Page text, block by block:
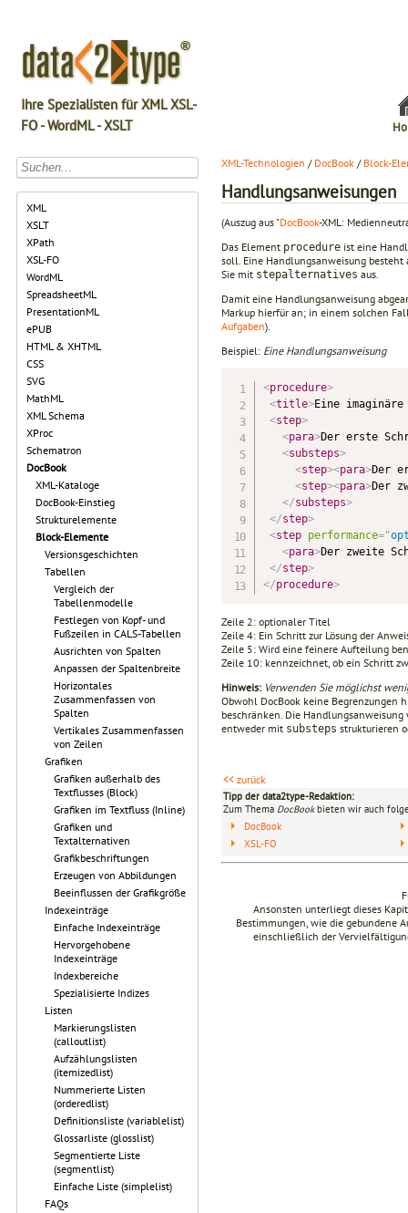
Ihre Spezialisten für XML XSL-
FO - WordML - XSLT
XML
XSLT
XPath
XSL-FO
WordML
SpreadsheetML
PresentationML
ePUB
HTML & XHTML
CSS
SVG
MathML
XML Schema
XProc
Schematron
DocBook
XML-Kataloge
DocBook-Einstieg
Strukturelemente
Block-Elemente
Versionsgeschichten
Tabellen
Vergleich der
Tabellenmodelle
Festlegen von Kopf- und
Fußzeilen in CALS-Tabellen
Ausrichten von Spalten
Anpassen der Spaltenbreite
Horizontales
Zusammenfassen von
Spalten
Vertikales Zusammenfassen
von Zeilen
Grafiken
Grafiken außerhalb des
Textflusses (Block)
Grafiken im Textfluss (Inline)
Grafiken und
Textalternativen
Grafikbeschriftungen
Erzeugen von Abbildungen
Beeinflussen der Grafikgröße
Indexeinträge
Einfache Indexeinträge
Hervorgehobene
Indexeinträge
Indexbereiche
Spezialisierte Indizes
Listen
Markierungslisten
(calloutlist)
Aufzählungslisten
(itemizedlist)
Nummerierte Listen
(orderedlist)
Definitionsliste (variablelist)
Glossarliste (glosslist)
Segmentierte Liste
(segmentlist)
Einfache Liste (simplelist)
FAQs
XML-Technologien / DocBook / Block-
Handlungsanweisungen
(Auszug aus "DocBook-XML:
Das Element procedure ist eine
soll. Eine Handlungsanweisung besteht
Sie mit stepalternatives aus.
Damit eine Handlungsanweisung
Markup hierfür an; in einem solchen
Aufgaben).
Beispiel: Eine Handlungsanweisung
<procedure>
<title>Eine imaginäre
<step>
<para>Der erste
<substeps>
<step><para>Der
<step><para>Der
</substeps>
</step>
<step performance="
<para>Der zweite
</step>
</procedure>
Zeile 2: optionaler Titel
Zeile 4: Ein Schritt zur Lösung der
Zeile 5: Wird eine feinere Aufteilung
Zeile 10: kennzeichnet, ob ein Schritt
Hinweis: Verwenden Sie möglichst
Obwohl DocBook keine Begrenzungen
beschränken. Die
entweder mit substeps strukturieren
<< zurück
Tipp der data2type-Redaktion:
Zum Thema DocBookbieten wir auch
DocBook
XSL-FO
Ansonsten unterliegt dieses
Bestimmungen, wie die gebundene
einschließlich der